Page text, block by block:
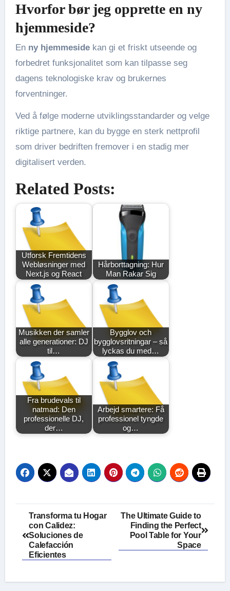
Hvorfor bør jeg opprette en ny
hjemmeside?
En ny hjemmesidekan gi et friskt utseende og
forbedret funksjonalitet som kan tilpasse seg
dagens teknologiske krav og brukernes
forventninger.
Ved å følge moderne utviklingsstandarder og velge
riktige partnere, kan du bygge en sterk nettprofil
som driver bedriften fremover i en stadig mer
digitalisert verden.
Related Posts:
Utforsk Fremtidens
Webløsninger med
Next.js og React
Hårborttagning: Hur
Man Rakar Sig
Musikken der samler
alle generationer: DJ
til…
Bygglov och
bygglovsritningar – så
lyckas du med…
Fra brudevals til
natmad: Den
professionelle DJ,
der…
Arbejd smartere: Få
professionel tyngde
og…
Post
navigation
Transforma tu Hogar
con Calidez:
Soluciones de
Calefacción
Eficientes
The Ultimate Guide to
Finding the Perfect
Pool Table for Your
Space